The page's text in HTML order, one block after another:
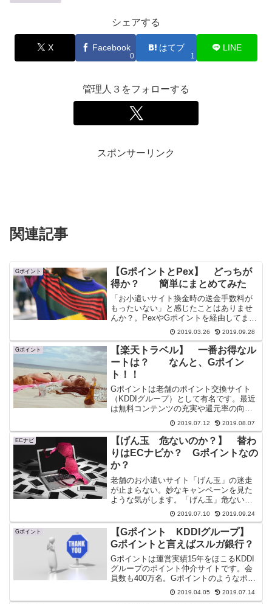
シェアする
X Facebook
0
はてブ
1
LINE
管理人３をフォローする
スポンサーリンク
関連記事
Gポイント
【GポイントとPex】 どっちが
得か？ 簡単にまとめてみた
「お小遣いサイト換金時の送金手数料が
もったいない」と感じたことはありませ
んか？。PexやGポイントを経由してまと
めて送金すると軽減できます。「PexとG
ポイント」どちらがお得か、ザックリと
比較してみた。
2019.03.26 2019.09.28
Gポイント
【楽天トラベル】 一番お得なル
ートは？ なんと、Gポイン
ト！！
Gポイントは老舗のポイント交換サイト
（KDDIグループ）として有名です。最近
は無料コンテンツの充実や還元率の向上
など頑張っている感じです。優良ポイン
トサイトとしても使えるかも？
2019.07.12 2019.08.07
ECナビ
【げん玉 危ないのか？】 替わ
りはECナビか？ Gポイントなの
か？
老舗のお小遣いサイト「げん玉」の迷走
が止まらない。妙なキャンペーンを見た
ような気がします。「げん玉」危ないの
か？現だまに替わる初心者向けのポイン
トサイトとして、ECナビとGポイントを
お勧めしようかな？
2019.07.10 2019.09.24
Gポイント
【Gポイント KDDIグループ】
Gポイントと言えばスルガ銀行？
Gポイントは運営実績15年をほこるKDDI
グループのポイント仲介サイトです。会
員数も400万名。Gポイントのようなポイ
ント仲介サイトを利用すれば、有利に換
金やポイント交換ができます。
2019.04.05 2019.07.14